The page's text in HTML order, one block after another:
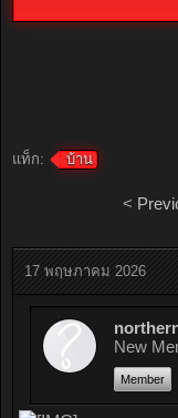
แท็ก: บ้าน
<
17 พฤษภาคม 2026
New
Member